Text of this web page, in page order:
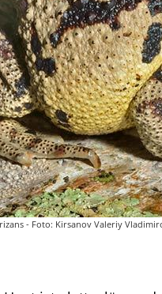
- Foto: Kirsanov Valeriy